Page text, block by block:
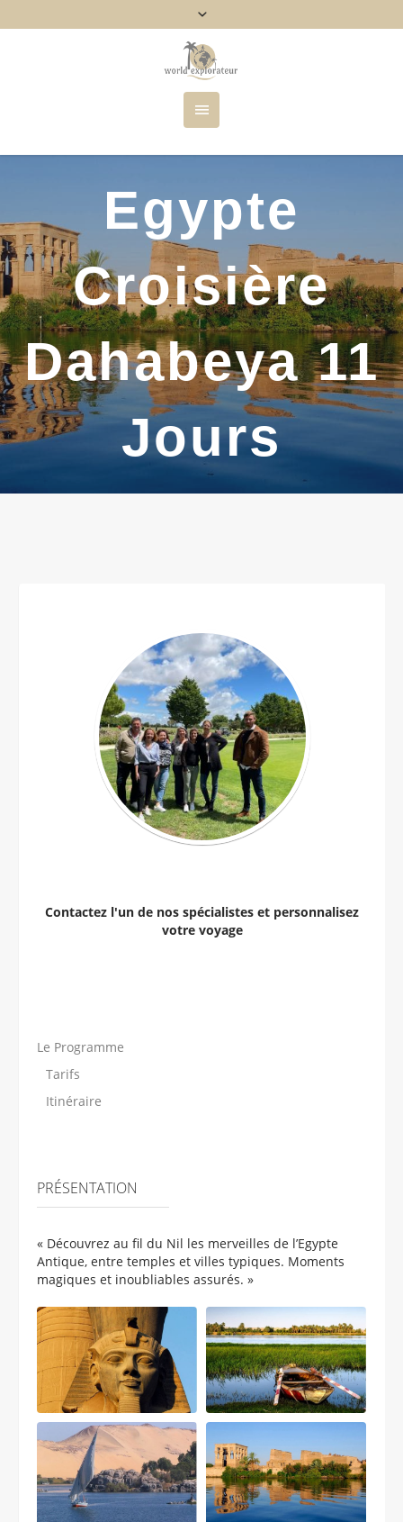
Egypte
Croisière
Dahabeya 11
Jours
Contactez l'un de nos spécialistes et personnalisez
votre voyage
Le Programme
Tarifs
Itinéraire
PRÉSENTATION
« Découvrez au fil du Nil les merveilles de l’Egypte
Antique, entre temples et villes typiques. Moments
magiques et inoubliables assurés. »